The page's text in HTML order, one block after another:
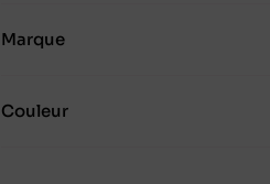
Marque
Couleur